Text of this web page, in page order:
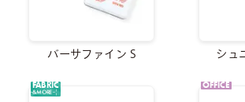
バーサファイン S シュ
FABRIC
&MORE
OFFICE